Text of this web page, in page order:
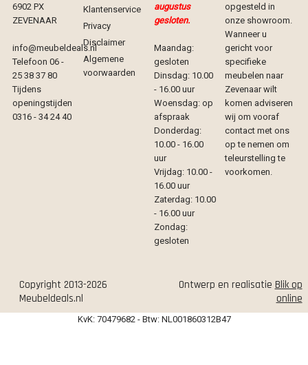
6902 PX
ZEVENAAR
info@meubeldeals.nl
Telefoon 06 -
25 38 37 80
Tijdens
openingstijden
0316 - 34 24 40
Klantenservice
Privacy
Disclaimer
Algemene
voorwaarden
augustus
gesloten.
Maandag:
gesloten
Dinsdag: 10.00
- 16.00 uur
Woensdag: op
afspraak
Donderdag:
10.00 - 16.00
uur
Vrijdag: 10.00 -
16.00 uur
Zaterdag: 10.00
- 16.00 uur
Zondag:
gesloten
opgesteld in
onze showroom.
Wanneer u
gericht voor
specifieke
meubelen naar
Zevenaar wilt
komen adviseren
wij om vooraf
contact met ons
op te nemen om
teleurstelling te
voorkomen.
Copyright 2013-2026
Meubeldeals.nl
Ontwerp en realisatie Blik op
online
KvK: 70479682 - Btw: NL001860312B47